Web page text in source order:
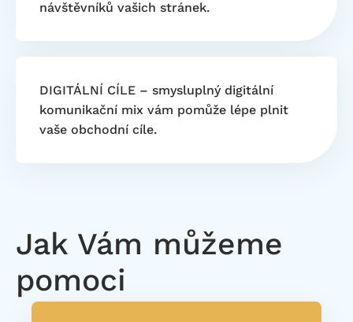
návštěvníků vašich stránek.
DIGITÁLNÍ CÍLE – smysluplný digitální
komunikační mix vám pomůže lépe plnit
vaše obchodní cíle.
Jak Vám můžeme
pomoci